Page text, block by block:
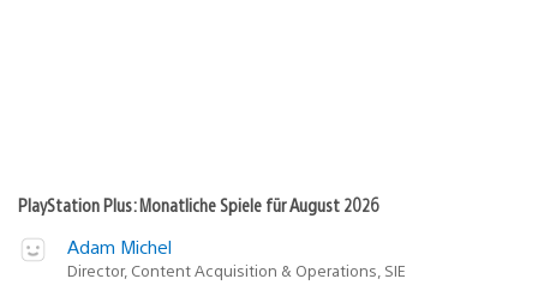
PlayStation Plus: Monatliche Spiele für August 2026
Adam Michel
Director, Content Acquisition & Operations, SIE